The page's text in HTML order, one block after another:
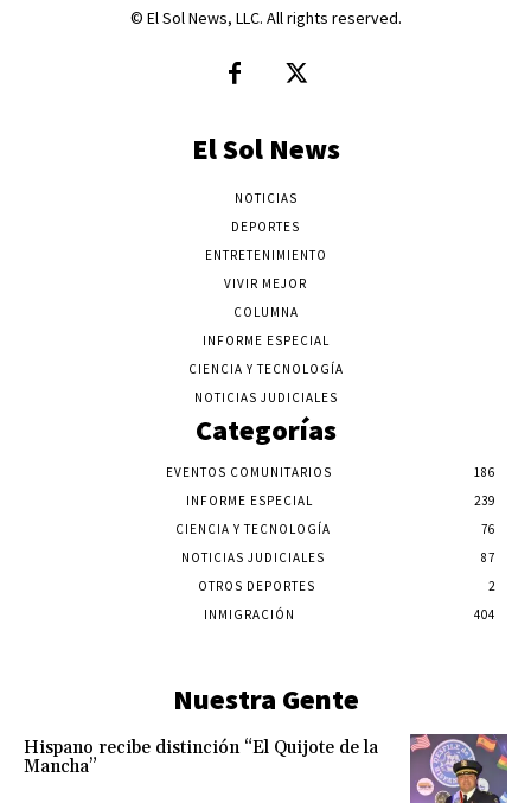
© El Sol News, LLC. All rights reserved.
El Sol News
NOTICIAS
DEPORTES
ENTRETENIMIENTO
VIVIR MEJOR
COLUMNA
INFORME ESPECIAL
CIENCIA Y TECNOLOGÍA
NOTICIAS JUDICIALES
Categorías
EVENTOS COMUNITARIOS
186
INFORME ESPECIAL
239
CIENCIA Y TECNOLOGÍA
76
NOTICIAS JUDICIALES
87
OTROS DEPORTES
2
INMIGRACIÓN
404
Nuestra Gente
Hispano recibe distinción “El Quijote de la
Mancha”